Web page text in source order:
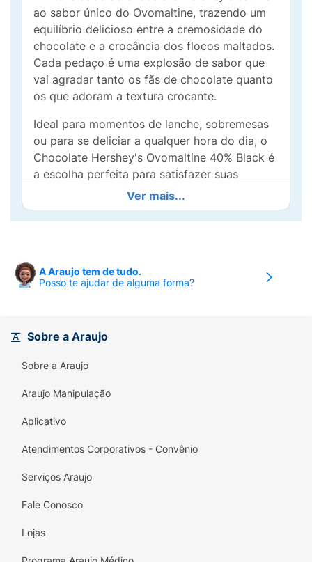
ao sabor único do Ovomaltine, trazendo um
equilíbrio delicioso entre a cremosidade do
chocolate e a crocância dos flocos maltados.
Cada pedaço é uma explosão de sabor que
vai agradar tanto os fãs de chocolate quanto
os que adoram a textura crocante.
Ideal para momentos de lanche, sobremesas
ou para se deliciar a qualquer hora do dia, o
Chocolate Hershey's Ovomaltine 40% Black é
a escolha perfeita para satisfazer suas
vontades doces. Além disso, sua embalagem
prática de 75g torna fácil levar a sua paixão
por chocolate a qualquer lugar!
experiências deliciosas com o Chocolate
Hershey's Ovomaltine. Um verdadeiro prazer
entregue a esse maravilhoso chocolate!
Ver mais...
A Araujo tem de tudo.
Posso te ajudar de alguma forma?
Sobre a Araujo
Sobre a Araujo
Araujo Manipulação
Aplicativo
Atendimentos Corporativos - Convênio
Serviços Araujo
Fale Conosco
Lojas